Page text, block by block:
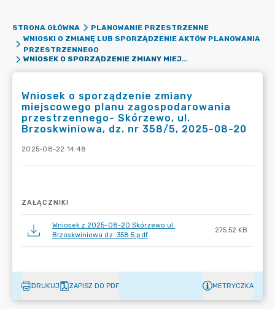
STRONA GŁÓWNA
PLANOWANIE PRZESTRZENNE
WNIOSKI O ZMIANĘ LUB SPORZĄDZENIE AKTÓW PLANOWANIA
PRZESTRZENNEGO
WNIOSEK O SPORZĄDZENIE ZMIANY MIEJSCOWEGO PLANU ZAGOSPODAROWANIA PRZESTRZENNEGO- SKÓRZEWO, UL. BRZOSKWINIOWA, DZ. NR 358/5, 2025-08-20
Wniosek o sporządzenie zmiany
miejscowego planu zagospodarowania
przestrzennego- Skórzewo, ul.
Brzoskwiniowa, dz. nr 358/5, 2025-08-20
2025-08-22 14:48
ZAŁĄCZNIKI
Wniosek z 2025-08-20 Skórzewo ul.
Brzoskwiniowa dz. 358.5.pdf
275.52 KB
DRUKUJ ZAPISZ DO PDF METRYCZKA